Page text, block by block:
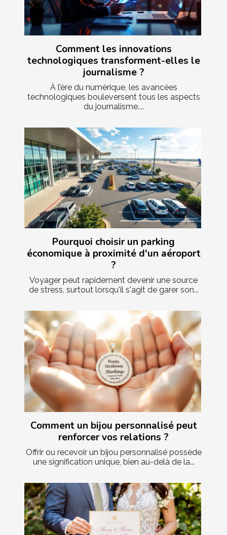
Comment les innovations
technologiques transforment-elles le
journalisme ?
À l’ère du numérique, les avancées
technologiques bouleversent tous les aspects
du journalisme....
Pourquoi choisir un parking
économique à proximité d'un aéroport
?
Voyager peut rapidement devenir une source
de stress, surtout lorsqu'il s'agit de garer son...
Comment un bijou personnalisé peut
renforcer vos relations ?
Offrir ou recevoir un bijou personnalisé possède
une signification unique, bien au-delà de la...